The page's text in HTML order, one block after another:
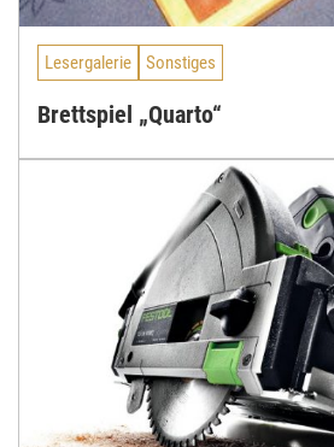
Lesergalerie Sonstiges
Brettspiel „Quarto“